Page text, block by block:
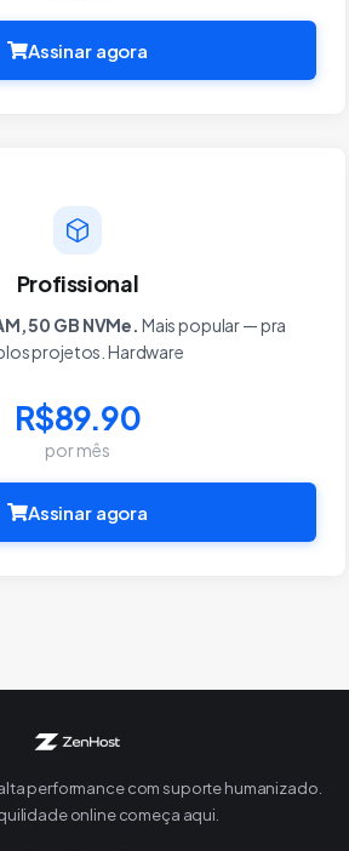
Assinar agora
Profissional
50 GB NVMe. Mais popular — pra
projetos. Hardware
R$89.90
por mês
Assinar agora
performance com suporte humanizado.
online começa aqui.